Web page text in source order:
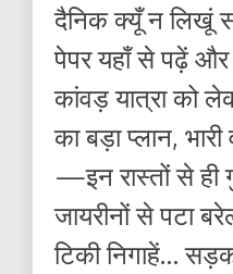
दैनिक क्यूँ न लिखूं
पेपर यहाँ से पढ़ें
कांवड़ यात्रा को
का बड़ा प्लान,
—इन रास्तों से ही
जायरीनों से पटा
टिकी निगाहें…